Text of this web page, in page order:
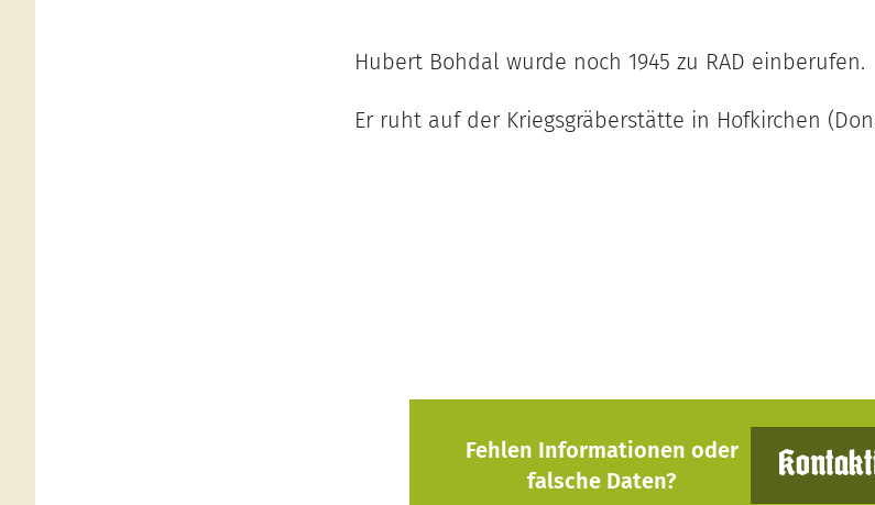
Hubert Bohdal wurde noch 1945 zu RAD einberufen.
Er ruht auf der Kriegsgräberstätte in Hofkirchen
Fehlen Informationen oder
falsche Daten?